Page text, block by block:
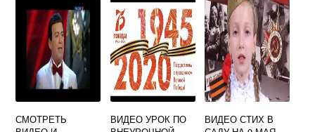
СМОТРЕТЬ
ВИДЕО УРОК ПО
ВИДЕО СТИХ В